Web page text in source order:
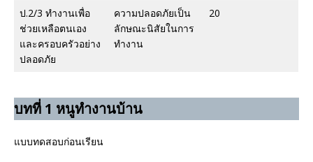
ป.2/3 ทำงานเพื่อ
ช่วยเหลือตนเอง
และครอบครัวอย่าง
ปลอดภัย
ความปลอดภัยเป็น
ลักษณะนิสัยในการ
ทำงาน
20
บทที่ 1 หนูทำงานบ้าน
แบบทดสอบก่อนเรียน